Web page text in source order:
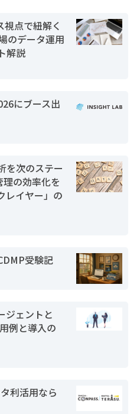
視点で紐解く
のデータ運用
解説
にブース出
を次のステー
の効率化を
レイヤー」の
受験記
ジェントと
例と導入の
利活用なら